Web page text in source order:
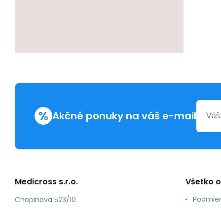
% Akčné ponuky na váš e-mail
Medicross s.r.o.
Chopinova 523/10
Všetko